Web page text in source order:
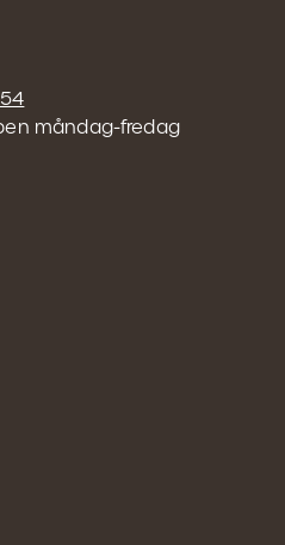
måndag-fredag